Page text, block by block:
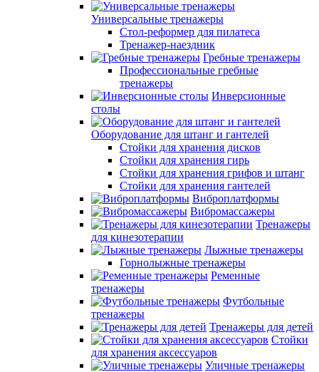
Универсальные тренажеры
Стол-реформер для пилатеса
Тренажер-наездник
Гребные тренажеры
Профессиональные гребные
тренажеры
Инверсионные
столы
Оборудование для штанг и гантелей
Стойки для хранения дисков
Стойки для хранения гирь
Стойки для хранения грифов и штанг
Стойки для хранения гантелей
Виброплатформы
Вибромассажеры
Тренажеры
для кинезотерапии
Лыжные тренажеры
Горнолыжные тренажеры
Ременные
тренажеры
Футбольные
тренажеры
Тренажеры для детей
Стойки
для хранения аксессуаров
Уличные тренажеры